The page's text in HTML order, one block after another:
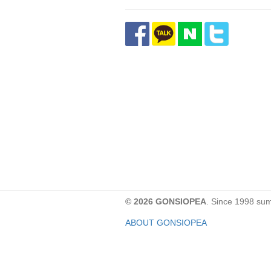
© 2026 GONSIOPEA . Since 1998
ABOUT GONSIOPEA